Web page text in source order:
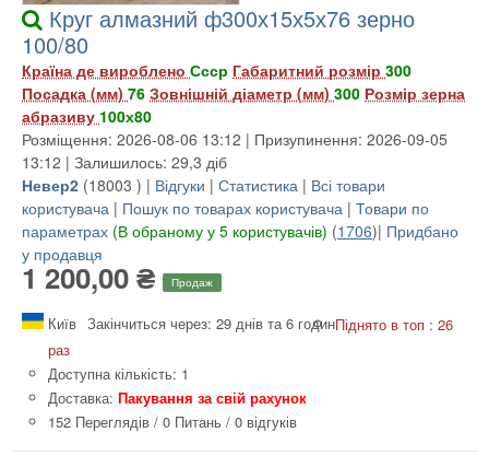
Круг алмазний ф300х15х5х76 зерно
100/80
Країна де вироблено Ссср Габаритний розмір 300
Посадка (мм) 76 Зовнішній діаметр (мм) 300 Розмір зерна
абразиву 100х80
Розміщення: 2026-08-06 13:12 | Призупинення: 2026-09-05
13:12 | Залишилось: 29,3 діб
Невер2 (18003 ) | Відгуки | Статистика | Всі товари
користувача | Пошук по товарах користувача | Товари по
параметрах (В обраному у 5 користувачів) (1706)| Придбано
у продавця
1 200,00 ₴ Продаж
Київ Закінчиться через: 29 днів та 6 годинПіднято в топ : 26
раз
Доступна кількість: 1
Доставка: Пакування за свій рахунок
152 Переглядів / 0 Питань / 0 відгуків